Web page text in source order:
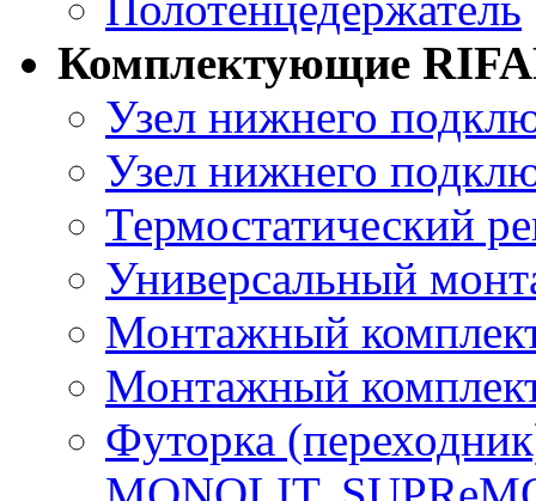
Комплектующие
Узел нижнего
Узел нижнего
Термостатический
Универсальный
Монтажный
Монтажный
Футорка